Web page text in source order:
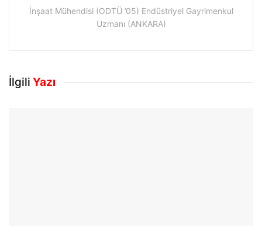
İnşaat Mühendisi (ODTÜ ’05) Endüstriyel Gayrimenkul
Uzmanı (ANKARA)
İlgili Yazı